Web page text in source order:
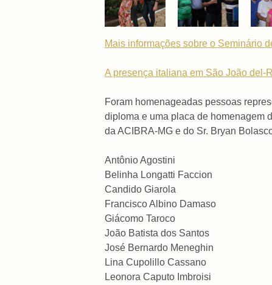
Mais informações sobre o Seminário
A presença italiana em São João del-
Foram homenageadas pessoas
diploma e uma placa de homenagem
da ACIBRA-MG e do Sr. Bryan
Antônio Agostini
Belinha Longatti Faccion
Candido Giarola
Francisco Albino Damaso
Giácomo Taroco
João Batista dos Santos
José Bernardo Meneghin
Lina Cupolillo Cassano
Leonora Caputo Imbroisi